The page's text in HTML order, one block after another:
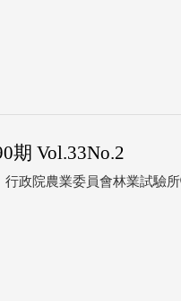
期 Vol.33No.2
行政院農業委員會林業試驗所